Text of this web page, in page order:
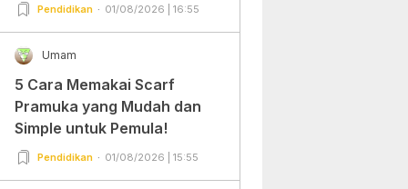
Pendidikan 01/08/2026 | 16:55
Umam
5 Cara Memakai Scarf
Pramuka yang Mudah dan
Simple untuk Pemula!
Pendidikan 01/08/2026 | 15:55